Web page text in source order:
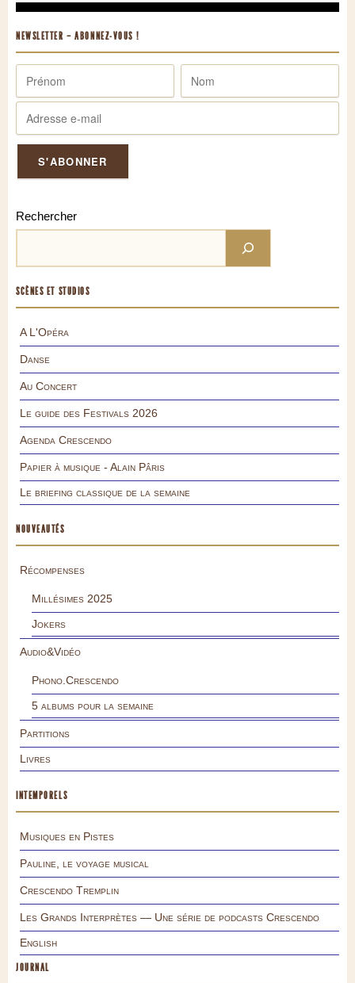
NEWSLETTER – ABONNEZ-VOUS !
Rechercher
SCÈNES ET STUDIOS
A L'Opéra
Danse
Au Concert
Le guide des Festivals 2026
Agenda Crescendo
Papier à musique - Alain Pâris
Le briefing classique de la semaine
NOUVEAUTÉS
Récompenses
Millésimes 2025
Jokers
Audio&Vidéo
Phono.Crescendo
5 albums pour la semaine
Partitions
Livres
INTEMPORELS
Musiques en Pistes
Pauline, le voyage musical
Crescendo Tremplin
Les Grands Interprètes — Une série de podcasts Crescendo
English
JOURNAL